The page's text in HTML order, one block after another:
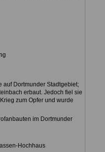
auf Dortmunder Stadtgebiet;
erbaut. Jedoch fiel sie
zum Opfer und wurde
im Dortmunder
Hochhaus